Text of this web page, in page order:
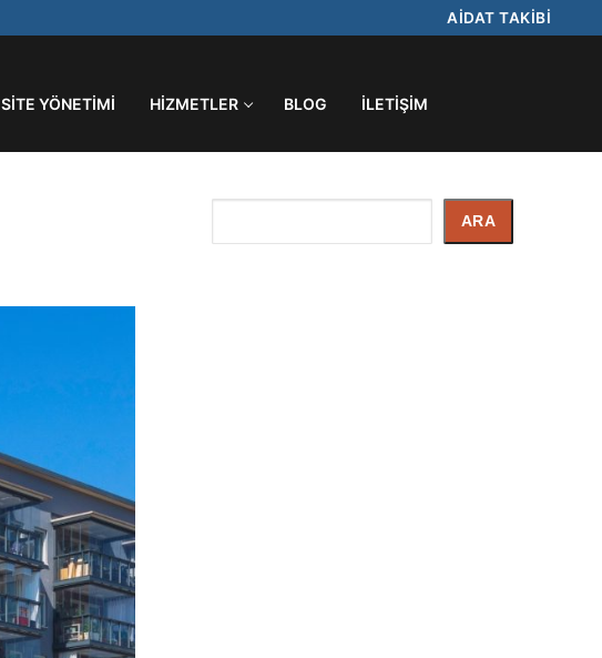
AİDAT TAKİBİ
SITE YÖNETIMI HIZMETLER BLOG İLETIŞIM
Arayın
ARA